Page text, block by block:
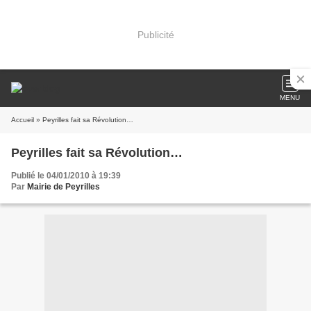
Publicité
MENU
Accueil » Peyrilles fait sa Révolution…
Peyrilles fait sa Révolution…
Publié le 04/01/2010 à 19:39
Par Mairie de Peyrilles